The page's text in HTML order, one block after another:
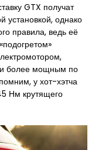
GTX получат
установкой, однако
правила, ведь её
и более мощным по
у хот-хэтча
Нм крутящего